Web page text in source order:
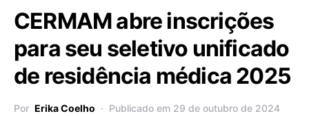
CERMAM abre inscrições
para seu seletivo unificado
de residência médica 2025
Por Erika Coelho Publicado em 29 de outubro de 2024